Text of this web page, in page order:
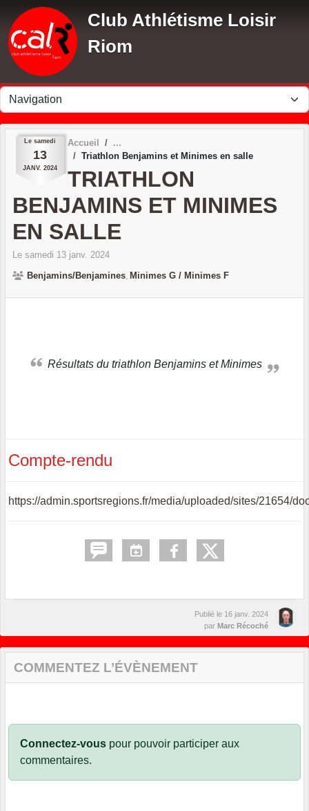
Club Athlétisme Loisir
Riom
Le samedi
13
JANV. 2024
Accueil
Triathlon Benjamins et Minimes en salle
TRIATHLON
BENJAMINS ET MINIMES
EN SALLE
Le samedi 13 janv. 2024
Benjamins/Benjamines Minimes G / Minimes F
Résultats du triathlon Benjamins et Minimes
Compte-rendu
https://admin.sportsregions.fr/media/uploaded/sites/21654/
Publié le 16 janv. 2024
par Marc Récoché
COMMENTEZ L’ÉVÈNEMENT
Connectez-vous pour pouvoir participer aux
commentaires.
Panneau de gestion des cookies